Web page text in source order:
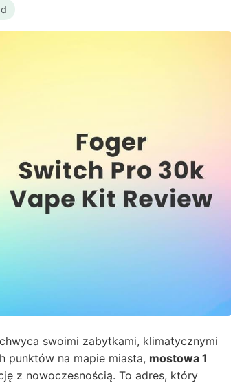
swoimi zabytkami, klimatycznymi
punktów na mapie miasta, mostowa 1
z nowoczesnością. To adres, który